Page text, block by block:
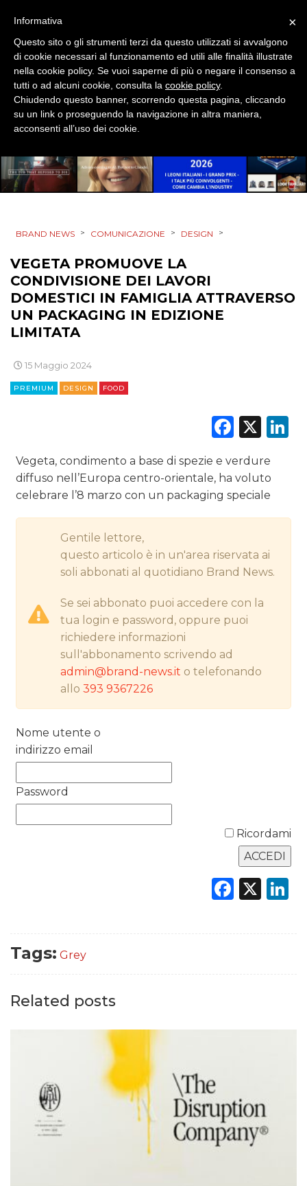
MOBILE
PROMOZIONI
PRODOTTI
CSR
CINEMA
DIGITALE
RICERCHE
PREVISIONI/SCENARI
NORMATIVE
CASE HISTORY
OPINIONI
BRAND NEWS > COMUNICAZIONE > DESIGN >
VEGETA PROMUOVE LA
CONDIVISIONE DEI LAVORI
DOMESTICI IN FAMIGLIA ATTRAVERSO
UN PACKAGING IN EDIZIONE
LIMITATA
15 Maggio 2024
PREMIUM DESIGN FOOD
X
Vegeta, condimento a base di spezie e verdure
diffuso nell’Europa centro-orientale, ha voluto
celebrare l’8 marzo con un packaging speciale
Gentile lettore,
questo articolo è in un'area riservata ai
soli abbonati al quotidiano Brand News.
Se sei abbonato puoi accedere con la
tua login e password, oppure puoi
richiedere informazioni
sull'abbonamento scrivendo ad
admin@brand-news.it o telefonando
allo393 9367226
Nome utente o
indirizzo email
Password
Ricordami
X
Tags: Grey
Related posts
×
Informativa
Questo sito o gli strumenti terzi da questo utilizzati si avvalgono
di cookie necessari al funzionamento ed utili alle finalità illustrate
nella cookie policy. Se vuoi saperne di più o negare il consenso a
tutti o ad alcuni cookie, consulta la cookie policy.
Chiudendo questo banner, scorrendo questa pagina, cliccando
su un link o proseguendo la navigazione in altra maniera,
acconsenti all’uso dei cookie.